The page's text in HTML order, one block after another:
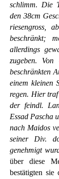
schlimm. Die
den 38cm
riesengross,
beschränkt;
allerdings
zugeben.
beschränkten
einem kleinen
regen. Hier
der feindl.
Essad Pascha
nach Maidos
seiner Div.
genehmigt
über diese
bestätigten sie